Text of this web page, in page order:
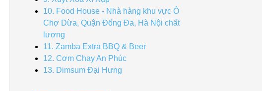
10. Food House - Nhà hàng khu vực Ô
Chợ Dừa, Quận Đống Đa, Hà Nội chất
lượng
11. Zamba Extra BBQ & Beer
12. Cơm Chay An Phúc
13. Dimsum Đại Hưng